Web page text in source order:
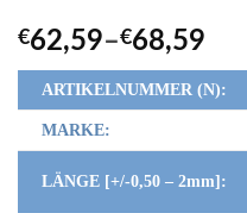
€62,59–€68,59
ARTIKELNUMMER (N):
MARKE:
LÄNGE [+/-0,50 – 2mm]: